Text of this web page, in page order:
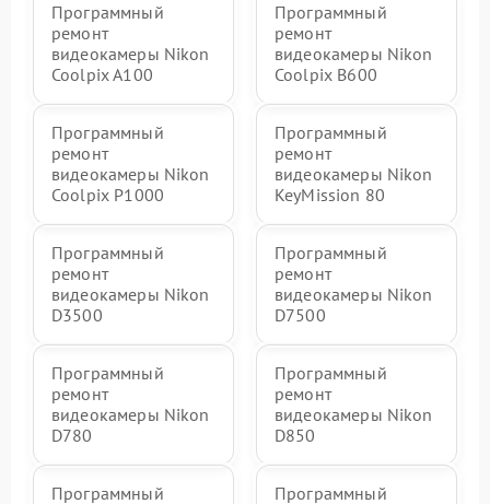
Программный
ремонт
видеокамеры Nikon
Coolpix A100
Программный
ремонт
видеокамеры Nikon
Coolpix B600
Программный
ремонт
видеокамеры Nikon
Coolpix P1000
Программный
ремонт
видеокамеры Nikon
KeyMission 80
Программный
ремонт
видеокамеры Nikon
D3500
Программный
ремонт
видеокамеры Nikon
D7500
Программный
ремонт
видеокамеры Nikon
D780
Программный
ремонт
видеокамеры Nikon
D850
Программный
Программный